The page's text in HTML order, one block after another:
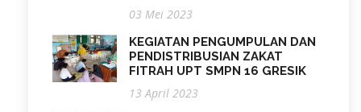
03 Mei 2023
KEGIATAN PENGUMPULAN DAN
PENDISTRIBUSIAN ZAKAT
FITRAH UPT SMPN 16 GRESIK
13 April 2023